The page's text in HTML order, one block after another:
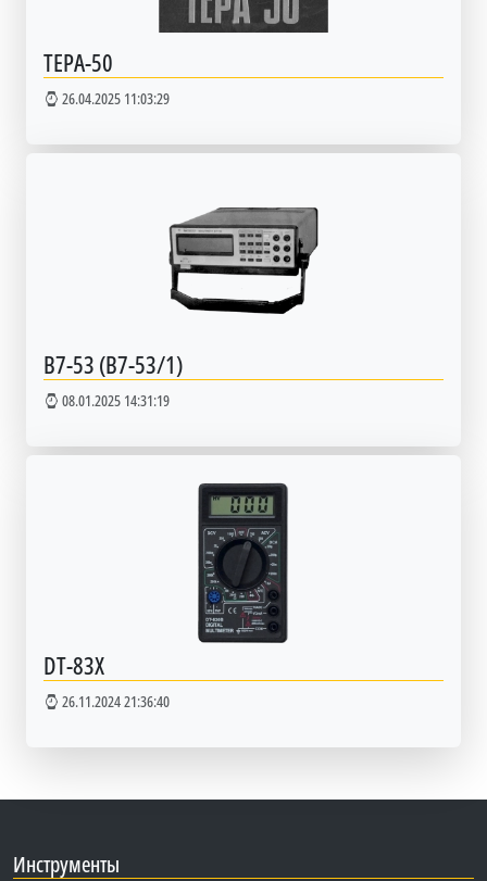
ТЕРА-50
26.04.2025 11:03:29
В7-53 (В7-53/1)
08.01.2025 14:31:19
DT-83X
26.11.2024 21:36:40
Инструменты